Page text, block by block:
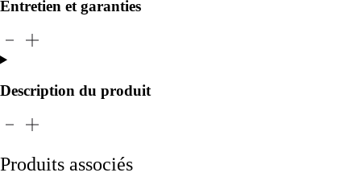
Entretien et garanties
Description du produit
Produits associés